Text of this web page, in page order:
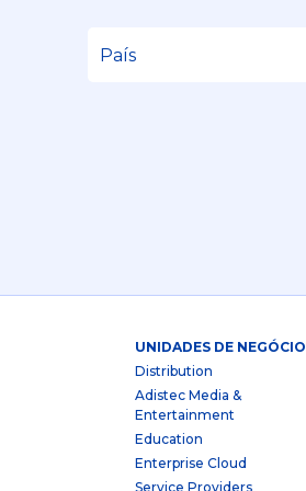
UNIDADES DE NEGÓCIO
Distribution
Adistec Media &
Entertainment
Education
Enterprise Cloud
Service Providers